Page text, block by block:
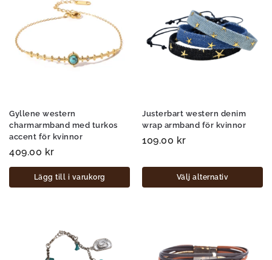
Gyllene western
charmarmband med turkos
accent för kvinnor
409.00 kr
Lägg till i varukorg
Justerbart western denim
wrap armband för kvinnor
109.00 kr
Välj alternativ